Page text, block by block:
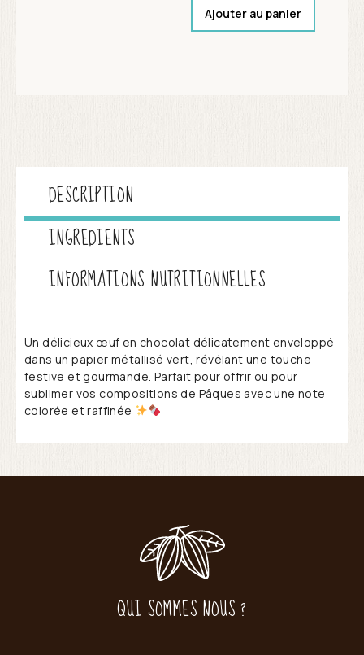
Ajouter au panier
DESCRIPTION
INGREDIENTS
INFORMATIONS NUTRITIONNELLES
Un délicieux œuf en chocolat délicatement enveloppé
dans un papier métallisé vert, révélant une touche
festive et gourmande. Parfait pour offrir ou pour
sublimer vos compositions de Pâques avec une note
colorée et raffinée
QUI SOMMES NOUS ?